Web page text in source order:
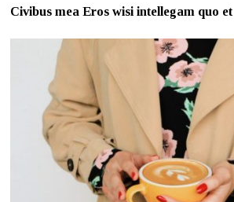
Civibus mea Eros wisi intellegam quo et